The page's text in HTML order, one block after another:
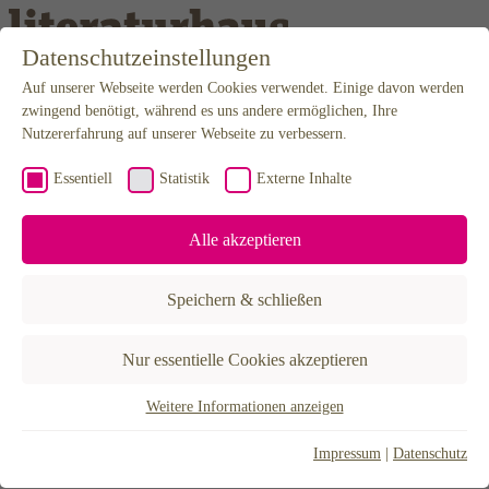
Weiter zum Inhalt
Programm
Kalender
Karten
Newsletter
Anfahrt
Mediathek
Projekte
Hannah Arendt Stipendium
Literatur in Niedersachsen
30X – Eine Stadt erzählen
Datenschutzeinstellungen
Auf unserer Webseite werden Cookies verwendet. Einige davon werden
zwingend benötigt, während es uns andere ermöglichen, Ihre
Nutzererfahrung auf unserer Webseite zu verbessern.
Essentiell Statistik Externe Inhalte
Alle akzeptieren
Speichern & schließen
Nur essentielle Cookies akzeptieren
Essentielle Cookies werden für grundlegende Funktionen der
Weitere Informationen anzeigen
Impressum Datenschutz